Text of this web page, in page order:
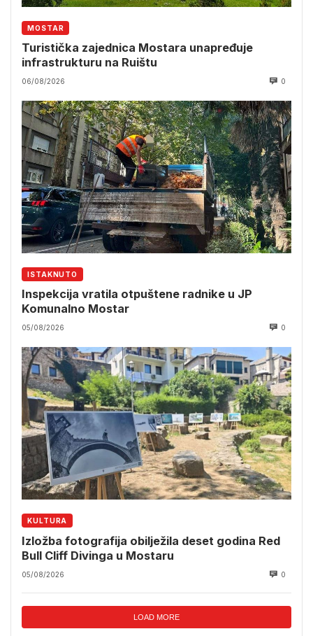
MOSTAR
Turistička zajednica Mostara unapređuje
infrastrukturu na Ruištu
06/08/2026 0
ISTAKNUTO
Inspekcija vratila otpuštene radnike u JP
Komunalno Mostar
05/08/2026 0
KULTURA
Izložba fotografija obilježila deset godina Red
Bull Cliff Divinga u Mostaru
05/08/2026 0
LOAD MORE